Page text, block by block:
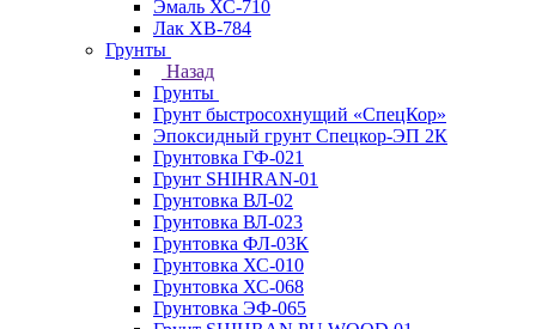
Эмаль ХС-710
Лак ХВ-784
Грунты
Назад
Грунты
Грунт быстросохнущий «СпецКор»
Эпоксидный грунт Спецкор-ЭП 2К
Грунтовка ГФ-021
Грунт SHIHRAN-01
Грунтовка ВЛ-02
Грунтовка ВЛ-023
Грунтовка ФЛ-03К
Грунтовка ХС-010
Грунтовка ХС-068
Грунтовка ЭФ-065